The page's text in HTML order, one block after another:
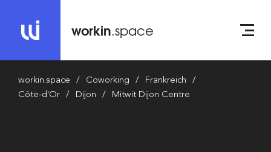
workin.space
workin.space Coworking
Frankreich
Côte-d'Or
Dijon Mitwit Dijon Centre